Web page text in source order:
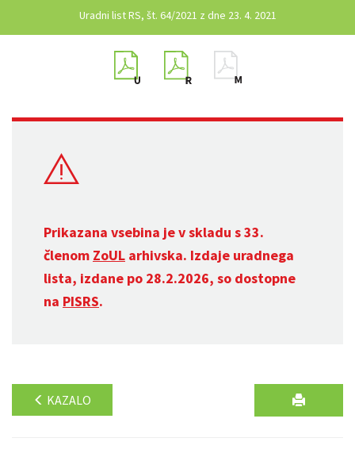
Uradni list RS, št. 64/2021 z dne 23. 4. 2021
Prikazana vsebina je v skladu s 33.
členom ZoUL arhivska. Izdaje uradnega
lista, izdane po 28.2.2026, so dostopne
na PISRS.
KAZALO